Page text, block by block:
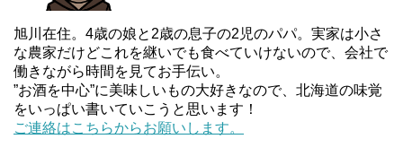
旭川在住。4歳の娘と2歳の息子の2児のパパ。実家は小さ
な農家だけどこれを継いでも食べていけないので、会社で
働きながら時間を見てお手伝い。
”お酒を中心”に美味しいもの大好きなので、北海道の味覚
をいっぱい書いていこうと思います！
ご連絡はこちらからお願いします。